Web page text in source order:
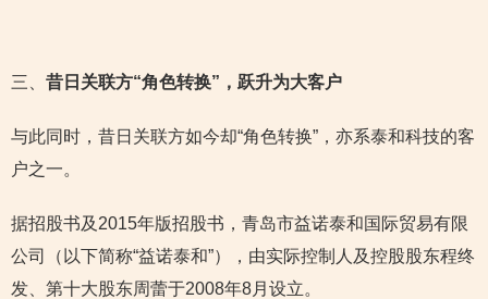
三、 昔日关联方“角色转换”，跃升为大客户
与此同时，昔日关联方如今却“角色转换”，亦系泰和科技的客
户之一。
据招股书及2015年版招股书，青岛市益诺泰和国际贸易有限
公司（以下简称“益诺泰和”），由实际控制人及控股股东程终
发、第十大股东周蕾于2008年8月设立。